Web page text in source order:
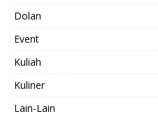
Dolan
Event
Kuliah
Kuliner
Lain-Lain